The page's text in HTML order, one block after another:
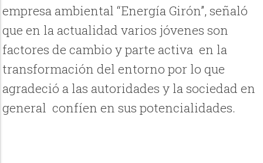
empresa ambiental “Energía Girón”, señaló
que en la actualidad varios jóvenes son
factores de cambio y parte activa en la
transformación del entorno por lo que
agradeció a las autoridades y la sociedad en
general confíen en sus potencialidades.